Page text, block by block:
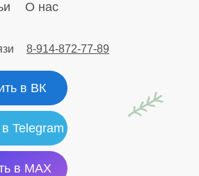
О нас
8-914-872-77-89
в ВК
Telegram
в MAX